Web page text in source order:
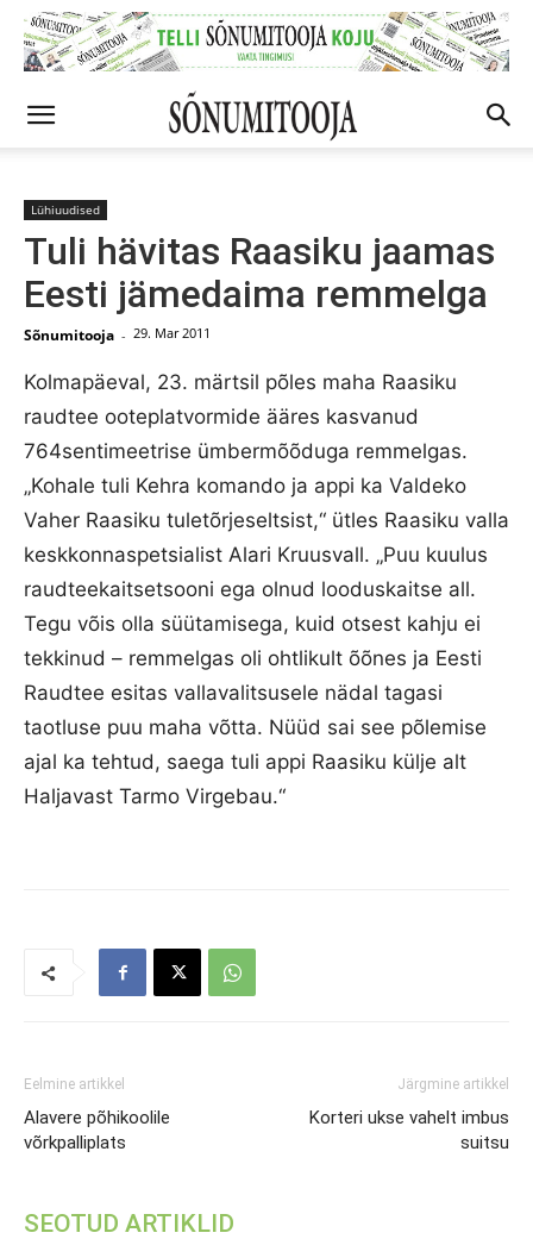
Lühiuudised
Tuli hävitas Raasiku jaamas
Eesti jämedaima remmelga
Sõnumitooja - 29. Mar 2011
Kolmapäeval, 23. märtsil põles maha Raasiku
raudtee ooteplatvormide ääres kasvanud
764sentimeetrise ümbermõõduga remmelgas.
„Kohale tuli Kehra komando ja appi ka Valdeko
Vaher Raasiku tuletõrjeseltsist,“ ütles Raasiku valla
keskkonnaspetsialist Alari Kruusvall. „Puu kuulus
raudteekaitsetsooni ega olnud looduskaitse all.
Tegu võis olla süütamisega, kuid otsest kahju ei
tekkinud – remmelgas oli ohtlikult õõnes ja Eesti
Raudtee esitas vallavalitsusele nädal tagasi
taotluse puu maha võtta. Nüüd sai see põlemise
ajal ka tehtud, saega tuli appi Raasiku külje alt
Haljavast Tarmo Virgebau.“
Eelmine artikkel
Alavere põhikoolile
võrkpalliplats
Järgmine artikkel
Korteri ukse vahelt imbus
suitsu
SEOTUD ARTIKLID